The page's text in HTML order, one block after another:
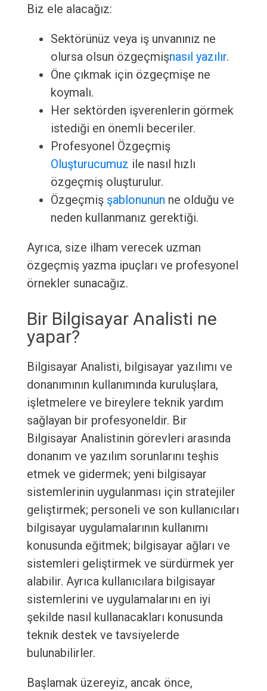
Biz ele alacağız:
Sektörünüz veya iş unvanınız ne
olursa olsun özgeçmişnasıl yazılır.
Öne çıkmak için özgeçmişe ne
koymalı.
Her sektörden işverenlerin görmek
istediği en önemli beceriler.
Profesyonel Özgeçmiş
Oluşturucumuz ile nasıl hızlı
özgeçmiş oluşturulur.
Özgeçmiş şablonunun ne olduğu ve
neden kullanmanız gerektiği.
Ayrıca, size ilham verecek uzman
özgeçmiş yazma ipuçları ve profesyonel
örnekler sunacağız.
Bir Bilgisayar Analisti ne
yapar?
Bilgisayar Analisti, bilgisayar yazılımı ve
donanımının kullanımında kuruluşlara,
işletmelere ve bireylere teknik yardım
sağlayan bir profesyoneldir. Bir
Bilgisayar Analistinin görevleri arasında
donanım ve yazılım sorunlarını teşhis
etmek ve gidermek; yeni bilgisayar
sistemlerinin uygulanması için stratejiler
geliştirmek; personeli ve son kullanıcıları
bilgisayar uygulamalarının kullanımı
konusunda eğitmek; bilgisayar ağları ve
sistemleri geliştirmek ve sürdürmek yer
alabilir. Ayrıca kullanıcılara bilgisayar
sistemlerini ve uygulamalarını en iyi
şekilde nasıl kullanacakları konusunda
teknik destek ve tavsiyelerde
bulunabilirler.
Başlamak üzereyiz, ancak önce,